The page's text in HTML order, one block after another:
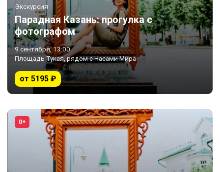
Экскурсия
Парадная Казань: прогулка с
фотографом
9 сентября, 13:00
Площадь Тукая, рядом с Часами Мира
от 5195 ₽
0+